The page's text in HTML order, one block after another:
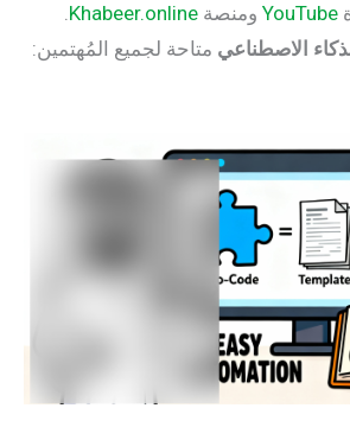
ومنصة Khabeer.online
.
متاحة لجميع المُهتمين: